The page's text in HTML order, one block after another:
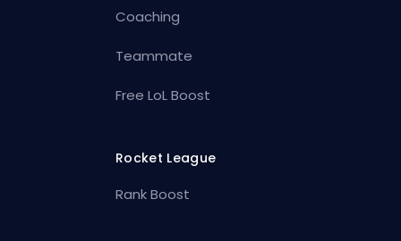
Coaching
Teammate
Free LoL Boost
Rocket League
Rank Boost